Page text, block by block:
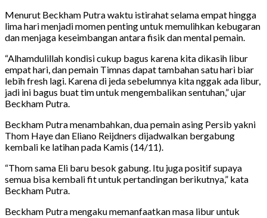
Menurut Beckham Putra waktu istirahat selama empat hingga
lima hari menjadi momen penting untuk memulihkan kebugaran
dan menjaga keseimbangan antara fisik dan mental pemain.
“Alhamdulillah kondisi cukup bagus karena kita dikasih libur
empat hari, dan pemain Timnas dapat tambahan satu hari biar
lebih fresh lagi. Karena di jeda sebelumnya kita nggak ada libur,
jadi ini bagus buat tim untuk mengembalikan sentuhan,” ujar
Beckham Putra.
Beckham Putra menambahkan, dua pemain asing Persib yakni
Thom Haye dan Eliano Reijdners dijadwalkan bergabung
kembali ke latihan pada Kamis (14/11).
“Thom sama Eli baru besok gabung. Itu juga positif supaya
semua bisa kembali fit untuk pertandingan berikutnya,” kata
Beckham Putra.
Beckham Putra mengaku memanfaatkan masa libur untuk